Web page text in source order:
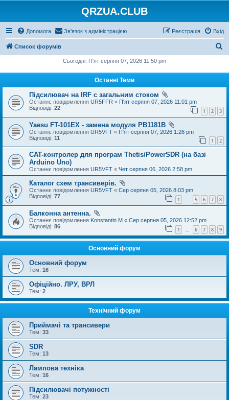
QRZUA.CLUB
Допомога Зв'язок з адміністрацією Вхід
Реєстрація
Список форумів
Сьогодні: П'ят серпня 07, 2026 11:50 pm
Останні Теми
Підсилювач на IRF с загальним стоком
Останнє повідомлення UR5FFR « П'ят серпня 07, 2026 11:01 pm
Відповіді: 22 1 2 3
Yaesu FT-101EX - замена модуля PB1181B
Останнє повідомлення UR5VFT « П'ят серпня 07, 2026 1:26 pm
Відповіді: 11 1 2
CAT-контролер для програм Thetis/PowerSDR (на базі
Arduino Uno)
Останнє повідомлення UR5VFT « Чет серпня 06, 2026 2:58 pm
Каталог схем трансиверів.
Останнє повідомлення UR5VFT « Сер серпня 05, 2026 8:03 pm
Відповіді: 77 1 … 5 6 7 8
Балконна антенна.
Останнє повідомлення Konstantin M « Сер серпня 05, 2026 12:52 pm
Відповіді: 86 1 … 6 7 8 9
Основний форум
Основний форум
Тем: 16
Офіційно. ЛРУ, ВРЛ
Тем: 2
Технічний форум
Приймачі та трансивери
Тем: 33
SDR
Тем: 13
Лампова техніка
Тем: 16
Підсилювачі потужності
Тем: 23